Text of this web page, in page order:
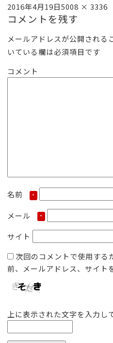
投
稿
2016年4月19日フ
ル
イ
ズ
5008 × 3336
コメントを残す
メールアドレスが公開される
いている欄は必須項目です
コメント
名前 *
メール *
サイト
次回のコメントで使用する
前、メールアドレス、サイト
上に表示された文字を入力し